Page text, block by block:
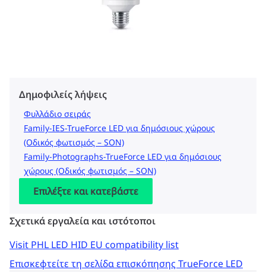
Δημοφιλείς λήψεις
Φυλλάδιο σειράς
Family-IES-TrueForce LED για δημόσιους χώρους
(Οδικός φωτισμός – SON)
Family-Photographs-TrueForce LED για δημόσιους
χώρους (Οδικός φωτισμός – SON)
Επιλέξτε και κατεβάστε
Σχετικά εργαλεία και ιστότοποι
Visit PHL LED HID EU compatibility list
Επισκεφτείτε τη σελίδα επισκόπησης TrueForce LED